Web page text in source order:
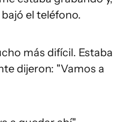
el teléfono.
más difícil. Estaba
dijeron: "Vamos a